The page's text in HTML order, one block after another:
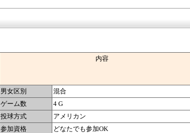
内容
男女区別
混合
ゲーム数
4 G
投球方式
アメリカン
参加資格
どなたでも参加OK